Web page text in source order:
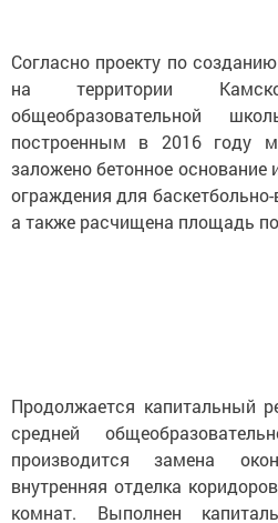
Согласно проекту по
на территории
построенным в 2016 году
заложено бетонное основание
ограждения для
а также расчищена площадь
Продолжается капитальный
средней
производится замена
внутренняя отделка
комнат. Выполнен